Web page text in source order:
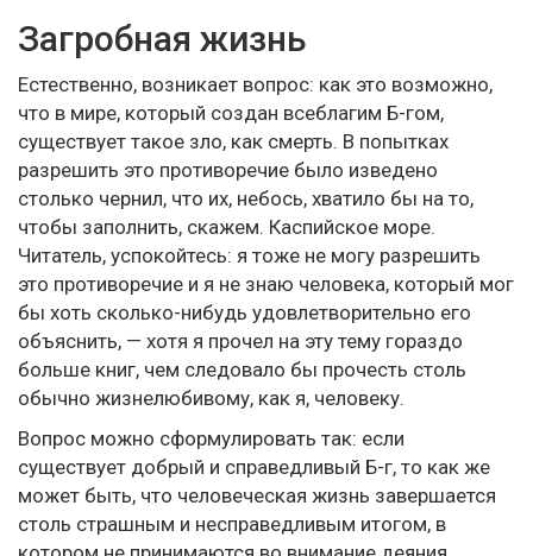
Загробная жизнь
Естественно, возникает вопрос: как это возможно,
что в мире, который создан всеблагим Б-гом,
существует такое зло, как смерть. В попытках
разрешить это противоречие было изведено
столько чернил, что их, небось, хватило бы на то,
чтобы заполнить, скажем. Каспийское море.
Читатель, успокойтесь: я тоже не могу разрешить
это противоречие и я не знаю человека, который мог
бы хоть сколько-нибудь удовлетворительно его
объяснить, — хотя я прочел на эту тему гораздо
больше книг, чем следовало бы прочесть столь
обычно жизнелюбивому, как я, человеку.
Вопрос можно сформулировать так: если
существует добрый и справедливый Б-г, то как же
может быть, что человеческая жизнь завершается
столь страшным и несправедливым итогом, в